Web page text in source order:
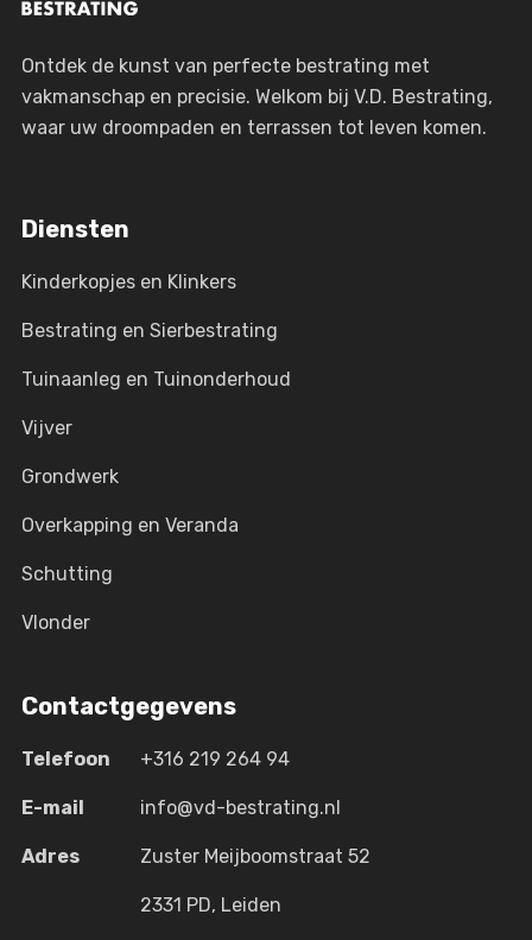
Ontdek de kunst van perfecte bestrating met
vakmanschap en precisie. Welkom bij V.D. Bestrating,
waar uw droompaden en terrassen tot leven komen.
Diensten
Kinderkopjes en Klinkers
Bestrating en Sierbestrating
Tuinaanleg en Tuinonderhoud
Vijver
Grondwerk
Overkapping en Veranda
Schutting
Vlonder
Contactgegevens
Telefoon +316 219 264 94
E-mail info@vd-bestrating.nl
Adres Zuster Meijboomstraat 52
2331 PD, Leiden